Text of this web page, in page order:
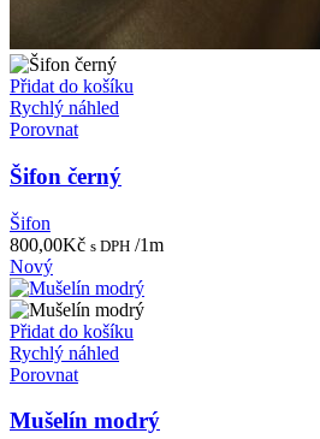
Přidat do košíku
Rychlý náhled
Porovnat
Šifon černý
Šifon
800,00Kč s DPH /1m
Nový
Přidat do košíku
Rychlý náhled
Porovnat
Mušelín modrý